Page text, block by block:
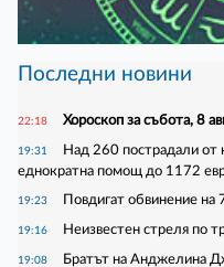
Последни новини
22:18 Хороскоп за събота, 8
19:31
Над 260 пострадали от
еднократна помощ до 1172
19:23 Повдигат обвинение
19:16 Неизвестен стреля по
19:08
Братът на Анджелина